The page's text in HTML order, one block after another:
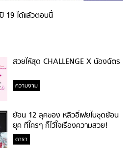
19 ได้แล้วตอนนี้
สวยให้สุด CHALLENGE X น้องฉัตร
ความงาม
ย้อน 12 ลุคของ หลิวอี้เฟยในชุดย้อน
ยุค ที่ใครๆ ก็ไว้ใจเรื่องความสวย!
ดารา